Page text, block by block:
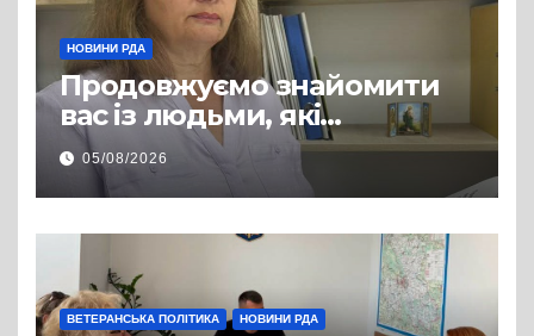
НОВИНИ РДА
Продовжуємо знайомити
вас із людьми, які
допомагають нашим
захисникам і захисницям
повертатися до цивільного
життя
05/08/2026
ВЕТЕРАНСЬКА ПОЛІТИКА НОВИНИ РДА